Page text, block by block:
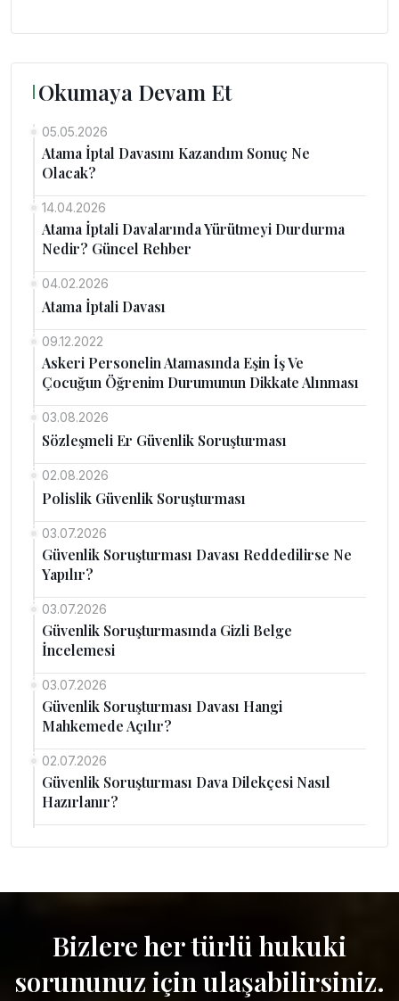
Okumaya Devam Et
05.05.2026
Atama İptal Davasını Kazandım Sonuç Ne
Olacak?
14.04.2026
Atama İptali Davalarında Yürütmeyi Durdurma
Nedir? Güncel Rehber
04.02.2026
Atama İptali Davası
09.12.2022
Askeri Personelin Atamasında Eşin İş Ve
Çocuğun Öğrenim Durumunun Dikkate Alınması
03.08.2026
Sözleşmeli Er Güvenlik Soruşturması
02.08.2026
Polislik Güvenlik Soruşturması
03.07.2026
Güvenlik Soruşturması Davası Reddedilirse Ne
Yapılır?
03.07.2026
Güvenlik Soruşturmasında Gizli Belge
İncelemesi
03.07.2026
Güvenlik Soruşturması Davası Hangi
Mahkemede Açılır?
02.07.2026
Güvenlik Soruşturması Dava Dilekçesi Nasıl
Hazırlanır?
Bizlere her türlü hukuki
sorununuz için ulaşabilirsiniz.